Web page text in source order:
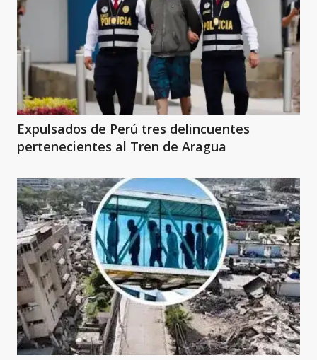
Expulsados de Perú tres delincuentes
pertenecientes al Tren de Aragua